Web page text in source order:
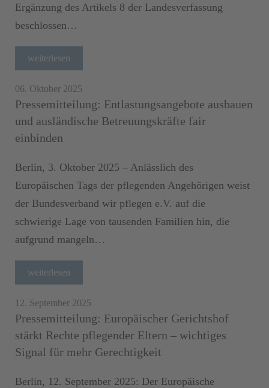
Ergänzung des Artikels 8 der Landesverfassung
beschlossen…
weiterlesen
06. Oktober 2025
Pressemitteilung: Entlastungsangebote ausbauen
und ausländische Betreuungskräfte fair
einbinden
Berlin, 3. Oktober 2025 – Anlässlich des
Europäischen Tags der pflegenden Angehörigen weist
der Bundesverband wir pflegen e.V. auf die
schwierige Lage von tausenden Familien hin, die
aufgrund mangeln…
weiterlesen
12. September 2025
Pressemitteilung: Europäischer Gerichtshof
stärkt Rechte pflegender Eltern – wichtiges
Signal für mehr Gerechtigkeit
Berlin, 12. September 2025: Der Europäische